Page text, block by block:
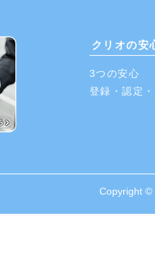
クリオの安
3つの​安心
登録・認定
Copyright ©